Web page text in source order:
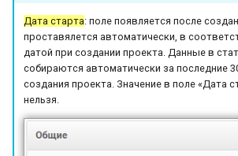
Дата старта: поле появляется после
проставялется автоматически, в
датой при создании проекта. Данные в
собираются автоматически за последние
создания проекта. Значение в поле «Дата
нельзя.